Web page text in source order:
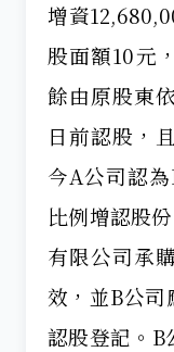
增資
股面額10元
餘由原股東
日前認股，
今A公司認
比例增認股
有限公司承
效，並B公司
認股登記。B